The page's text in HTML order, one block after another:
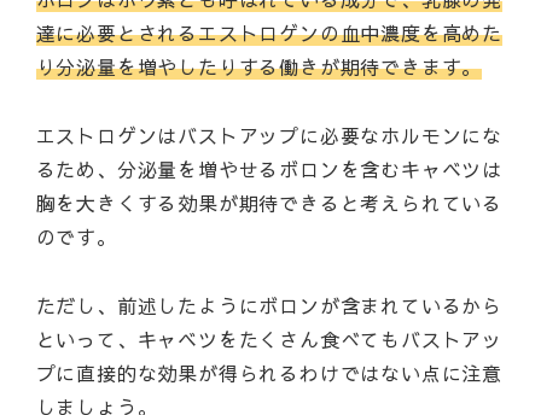
達に必要とされるエストロゲンの血中濃度を高めた
り分泌量を増やしたりする働きが期待できます。
エストロゲンはバストアップに必要なホルモンにな
るため、分泌量を増やせるボロンを含むキャベツは
胸を大きくする効果が期待できると考えられている
のです。
ただし、前述したようにボロンが含まれているから
といって、キャベツをたくさん食べてもバストアッ
プに直接的な効果が得られるわけではない点に注意
しましょう。